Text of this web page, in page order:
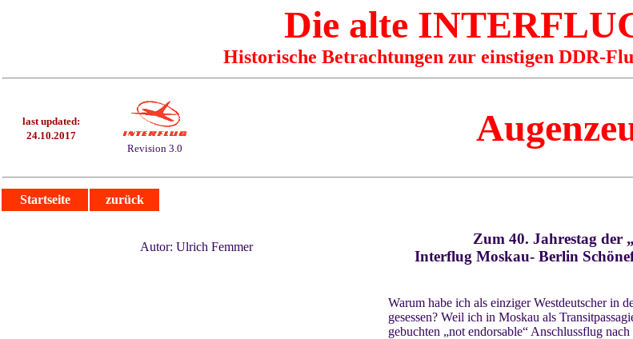
Die alte
Historische Betrachtungen zur einstigen DDR-
last updated:
24.10.2017
Revision 3.0
Startseite zurück
Autor: Ulrich Femmer
Zum 40. Jahrestag der
Interflug Moskau- Berlin
Warum habe ich als einziger Westdeutscher in
gesessen? Weil ich in Moskau als
gebuchten „not endorsable“ Anschlussflug